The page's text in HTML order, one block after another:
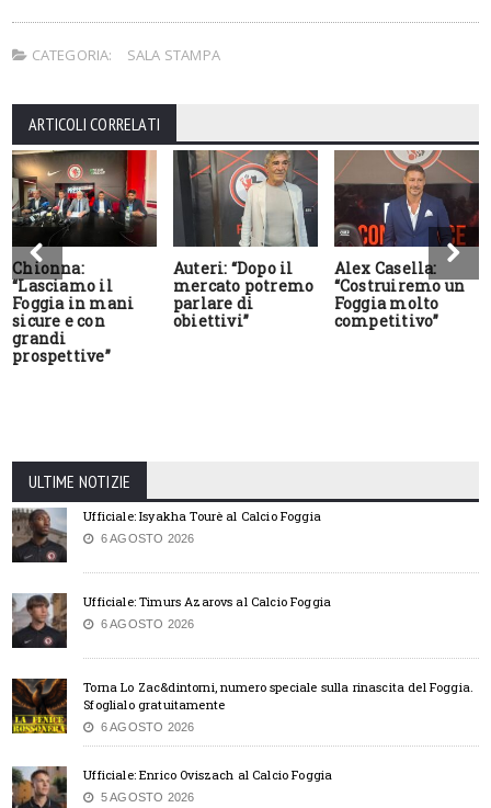
CATEGORIA: SALA STAMPA
ARTICOLI CORRELATI
Chionna:
“Lasciamo il
Foggia in mani
sicure e con
grandi
prospettive”
Auteri: “Dopo il
mercato potremo
parlare di
obiettivi”
Alex Casella:
“Costruiremo un
Foggia molto
competitivo”
ULTIME NOTIZIE
Ufficiale: Isyakha Tourè al Calcio Foggia
6 AGOSTO 2026
Ufficiale: Timurs Azarovs al Calcio Foggia
6 AGOSTO 2026
Torna Lo Zac&dintorni, numero speciale sulla rinascita del Foggia.
Sfoglialo gratuitamente
6 AGOSTO 2026
Ufficiale: Enrico Oviszach al Calcio Foggia
5 AGOSTO 2026